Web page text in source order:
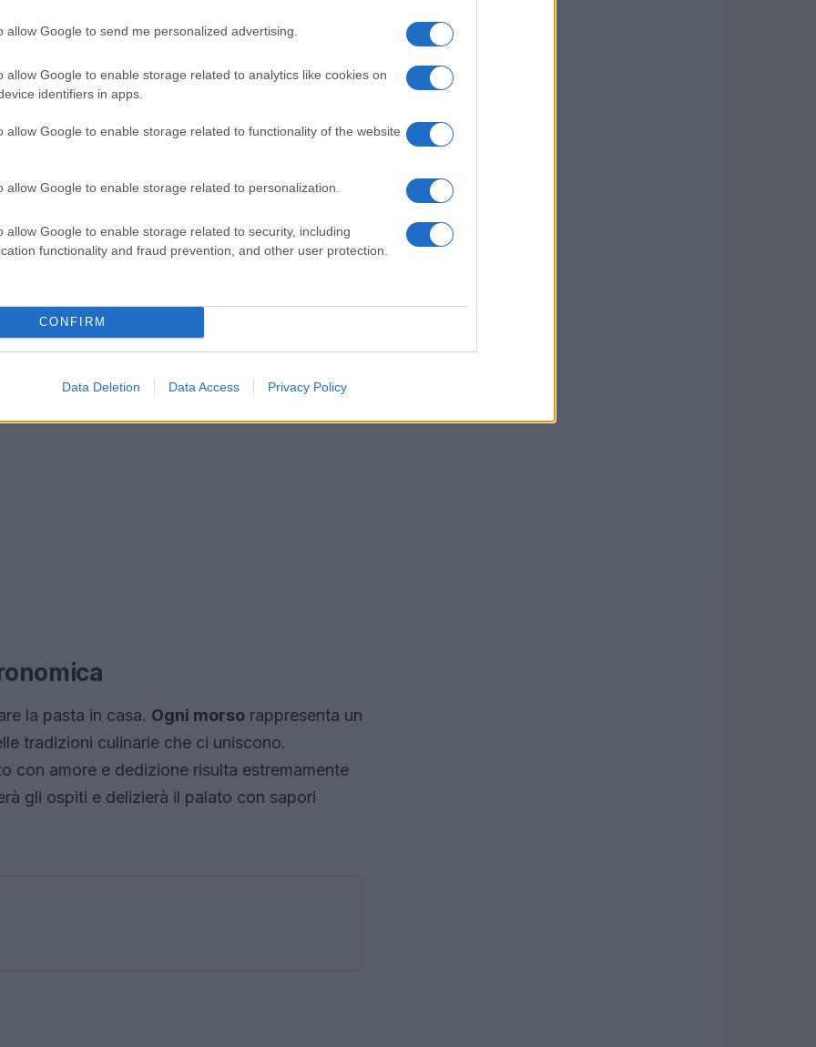
allow Google to send me personalized advertising.
allow Google to enable storage related to analytics like cookies on
identifiers in apps.
allow Google to enable storage related to functionality of the website
allow Google to enable storage related to personalization.
allow Google to enable storage related to security, including
functionality and fraud prevention, and other user protection.
CONFIRM
Data Deletion Data Access Privacy Policy
garantire una buona elasticità. Dopo aver
con un mattarello o una macchina per
tagliolini tortellini
e tradizione
Ogni regione presenta specialità uniche: dai
piatto racconta una storia legata alterroire
provenienti da filiera corta supporta i
della preparazione.
la pasta in casa. Ogni morso rappresenta un
tradizioni culinarie che ci uniscono.
con amore e dedizione risulta estremamente
gli ospiti e delizierà il palato con sapori